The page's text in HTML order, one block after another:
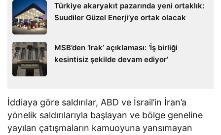
Türkiye akaryakıt pazarında yeni ortaklık:
Suudiler Güzel Enerji’ye ortak olacak
MSB’den ‘Irak’ açıklaması: ‘İş birliği
kesintisiz şekilde devam ediyor’
İddiaya göre saldırılar, ABD ve İsrail’in İran’a
yönelik saldırılarıyla başlayan ve bölge geneline
yayılan çatışmaların kamuoyuna yansımayan